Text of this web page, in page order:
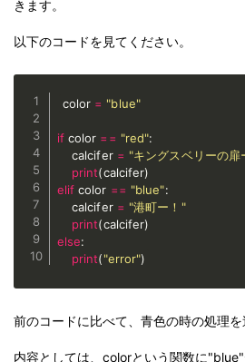
きます。
以下のコードを見てください。
color = "blue"
if color == "red":
    calcifer
= "キングスベリーの扉
print(calcifer)
elif color == "blue":
    calcifer
= "港町ー！"
print(calcifer)
else:
print("error")
前のコードに比べて、青色の時の処理を
内容としては、colorという関数に"blue"